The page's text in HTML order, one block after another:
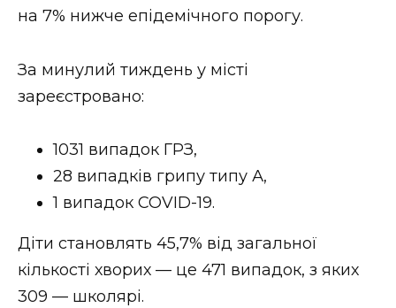
на 7% нижче епідемічного порогу.
За минулий тиждень у місті
зареєстровано:
1031 випадок ГРЗ,
28 випадків грипу типу А,
1 випадок COVID-19.
Діти становлять 45,7% від загальної
кількості хворих — це 471 випадок, з яких
309 — школярі.